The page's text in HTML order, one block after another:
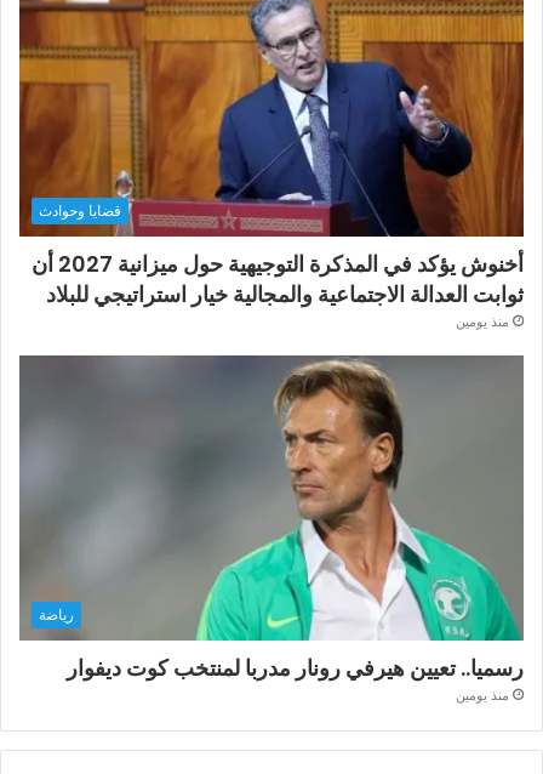
قضايا وحوادث
أخنوش يؤكد في المذكرة التوجيهية حول ميزانية 2027 أن
ثوابت العدالة الاجتماعية والمجالية خيار استراتيجي للبلاد
منذ يومين
رياضة
رسميا.. تعيين هيرفي رونار مدربا لمنتخب كوت ديفوار
منذ يومين